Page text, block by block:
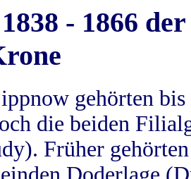
- 1866
gehörten
die beiden
Früher